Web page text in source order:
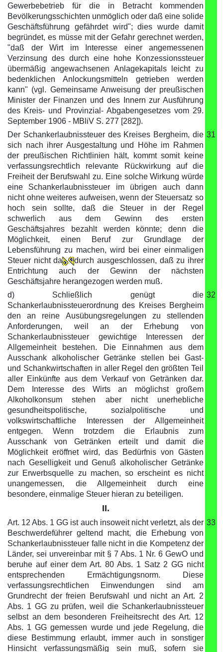
Gewerbebetrieb für die in Betracht kommenden
Bevölkerungsschichten unmöglich oder daß eine solide
Geschäftsführung gefährdet wird"; dies wurde damit
begründet, es müsse mit der Gefahr gerechnet werden,
"daß der Wirt im Interesse einer angemessenen
Verzinsung des durch eine hohe Konzessionssteuer
übermäßig angewachsenen Anlagekapitals leicht zu
bedenklichen Anlockungsmitteln getrieben werden
kann" (vgl. Gemeinsame Anweisung der preußischen
Minister der Finanzen und des Innern zur Ausführung
des Kreis- und Provinzial- Abgabengesetzes vom 29.
September 1906 - MBliV S. 277 [282]).
Der Schankerlaubnissteuer des Kreises Bergheim, die
sich nach ihrer Ausgestaltung und Höhe im Rahmen
der preußischen Richtlinien hält, kommt somit keine
verfassungsrechtlich relevante Rückwirkung auf die
Freiheit der Berufswahl zu. Eine solche Wirkung würde
eine Schankerlaubnissteuer im übrigen auch dann
nicht ohne weiteres aufweisen, wenn der Steuersatz so
hoch sein sollte, daß die Steuer in der Regel
schwerlich aus dem Gewinn des ersten
Geschäftsjahres bezahlt werden könnte; denn die
Möglichkeit, einen Beruf zur Grundlage der
Lebensführung zu machen, wird bei einer einmaligen
Steuer nicht da
durch ausgeschlossen, daß zu ihrer
Entrichtung auch der Gewinn der nächsten
Geschäftsjahre herangezogen werden muß.
31
d) Schließlich genügt die
Schankerlaubnissteuerordnung des Kreises Bergheim
den an reine Ausübungsregelungen zu stellenden
Anforderungen, weil an der Erhebung von
Schankerlaubnissteuer gewichtige Interessen der
Allgemeinheit bestehen. Die Einnahmen aus dem
Ausschank alkoholischer Getränke stellen bei Gast-
und Schankwirtschaften in aller Regel den größten Teil
aller Einkünfte aus dem Verkauf von Getränken dar.
Dem Interesse des Wirts an möglichst großem
Alkoholkonsum stehen aber nicht unerhebliche
gesundheitspolitische, sozialpolitische und
volkswirtschaftliche Interessen der Allgemeinheit
entgegen. Wenn trotzdem die Erlaubnis zum
Ausschank von Getränken erteilt und damit die
Möglichkeit eröffnet wird, das Bedürfnis von Gästen
nach Geselligkeit und Genuß alkoholischer Getränke
zur Erwerbsquelle zu machen, so erscheint es nicht
unangemessen, die Allgemeinheit durch eine
besondere, einmalige Steuer hieran zu beteiligen.
32
II.
Art. 12 Abs. 1 GG ist auch insoweit nicht verletzt, als der
Beschwerdeführer geltend macht, die Erhebung von
Schankerlaubnissteuer falle nicht in die Kompetenz der
Länder, sei unvereinbar mit § 7 Abs. 1 Nr. 6 GewO und
beruhe auf einer dem Art. 80 Abs. 1 Satz 2 GG nicht
entsprechenden Ermächtigungsnorm. Diese
verfassungsrechtlichen Einwendungen sind am
Grundrecht der freien Berufswahl und nicht an Art. 2
Abs. 1 GG zu prüfen, weil die Schankerlaubnissteuer
selbst an dem besonderen Freiheitsrecht des Art. 12
Abs. 1 GG gemessen wurde und jede Regelung, die
diese Bestimmung erlaubt, immer auch in sonstiger
Hinsicht verfassungsmäßig sein muß, sofern sie
33